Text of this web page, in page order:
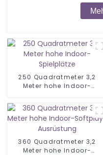
250 Quadratmeter 3,2
Meter hohe Indoor-
360 Quadratmeter 3,2
Meter hohe Indoor-